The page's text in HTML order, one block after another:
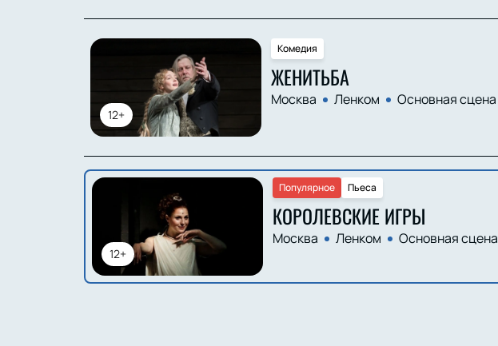
12+
Комедия
ЖЕНИТЬБА
Москва Ленком Основная сцена
12+
Пьеса
Популярное
КОРОЛЕВСКИЕ ИГРЫ
Москва Ленком Основная сцена